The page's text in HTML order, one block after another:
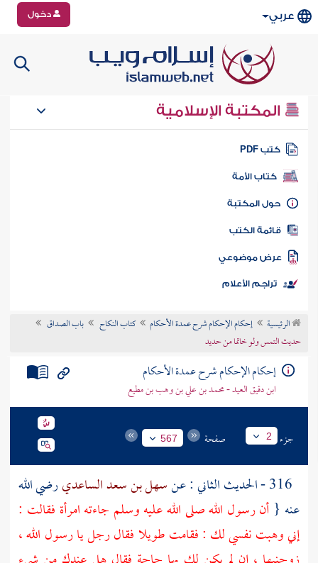
عربي دخول
المكتبة الإسلامية
كتب PDF
كتاب الأمة
المكتبة
الكتب
موضوعي
تراجم الأعلام
الرئيسية إحكام الإحكام شرح عمدة الأحكام كتاب النكاح
باب الصداق
حديث التمس ولو خاتما من حديد
إحكام الإحكام شرح عمدة الأحكام
ابن دقيق العيد - محمد بن علي بن وهب بن مطيع
جزء 2 صفحة 567
سهل بن سعد الساعديرضي الله
عنه { أن رسول الله صلى الله عليه وسلم جاءته امرأة فقالت :
إني وهبت نفسي لك : فقامت طويلا فقال رجل يا رسول الله ،